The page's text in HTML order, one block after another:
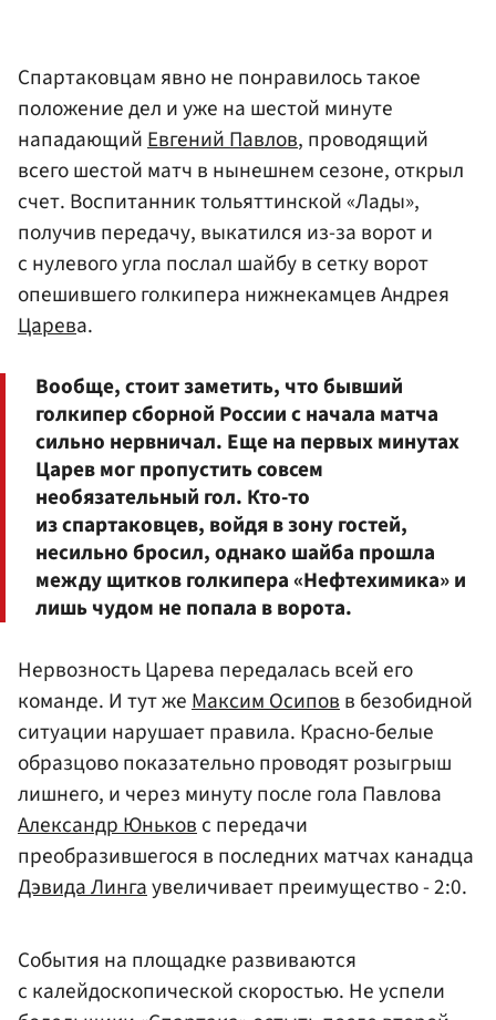
Спартаковцам явно не понравилось такое
положение дел и уже на шестой минуте
нападающийЕвгений Павлов, проводящий
всего шестой матч в нынешнем сезоне, открыл
счет. Воспитанник тольяттинской «Лады»,
получив передачу, выкатился из-за ворот и
с нулевого угла послал шайбу в сетку ворот
опешившего голкипера нижнекамцев Андрея
Царева.
Вообще, стоит заметить, что бывший
голкипер сборной России с начала матча
сильно нервничал. Еще на первых минутах
Царев мог пропустить совсем
необязательный гол. Кто-то
из спартаковцев, войдя в зону гостей,
несильно бросил, однако шайба прошла
между щитков голкипера «Нефтехимика» и
лишь чудом не попала в ворота.
Нервозность Царева передалась всей его
команде. И тут жеМаксим Осиповв безобидной
ситуации нарушает правила. Красно-белые
образцово показательно проводят розыгрыш
лишнего, и через минуту после гола Павлова
Александр Юньковс передачи
преобразившегося в последних матчах канадца
Дэвида Лингаувеличивает преимущество - 2:0.
События на площадке развиваются
с калейдоскопической скоростью. Не успели